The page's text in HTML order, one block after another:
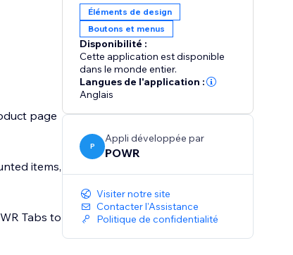
page
items,
Tabs to
Éléments de design
Boutons et menus
Disponibilité :
Cette application est disponible
dans le monde entier.
Langues de l'application :
Anglais
P
Appli développée par
POWR
Visiter notre site
Contacter l'Assistance
Politique de confidentialité